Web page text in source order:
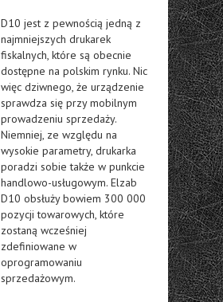
D10 jest z pewnością jedną z
najmniejszych drukarek
fiskalnych, które są obecnie
dostępne na polskim rynku. Nic
więc dziwnego, że urządzenie
sprawdza się przy mobilnym
prowadzeniu sprzedaży.
Niemniej, ze względu na
wysokie parametry, drukarka
poradzi sobie także w punkcie
handlowo-usługowym. Elzab
D10 obsłuży bowiem 300 000
pozycji towarowych, które
zostaną wcześniej
zdefiniowane w
oprogramowaniu
sprzedażowym.